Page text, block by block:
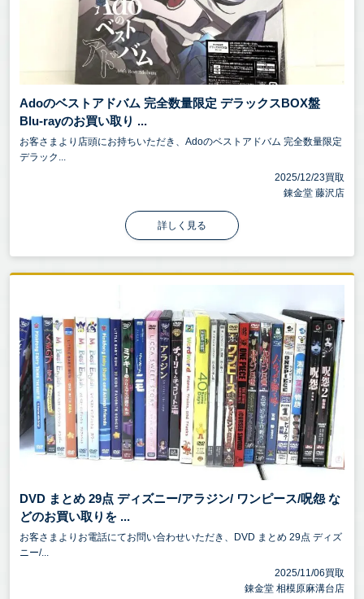
Adoのベストアドバム 完全数量限定 デラックスBOX盤
Blu-rayのお買い取り ...
お客さまより店頭にお持ちいただき、Adoのベストアドバム 完全数量限定
デラック...
2025/12/23買取
錬金堂 藤沢店
詳しく見る
DVD まとめ 29点 ディズニー/アラジン/ ワンピース/呪怨 な
どのお買い取りを ...
お客さまよりお電話にてお問い合わせいただき、DVD まとめ 29点 ディズ
ニー/...
2025/11/06買取
錬金堂 相模原麻溝台店